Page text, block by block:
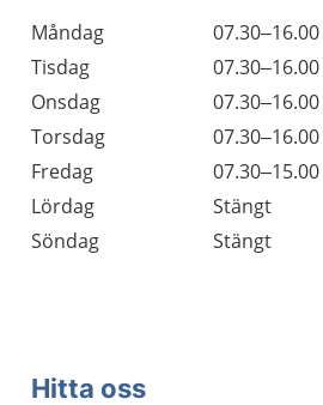
Dag
Öppettider
Kommentarer
Måndag
07.30–16.00
Tisdag
07.30–16.00
Onsdag
07.30–16.00
Torsdag
07.30–16.00
Fredag
07.30–15.00
Lördag
Stängt
Söndag
Stängt
Hitta oss